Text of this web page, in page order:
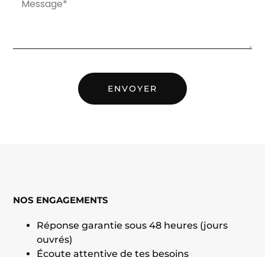
ENVOYER
NOS ENGAGEMENTS
Réponse garantie sous 48 heures (jours
ouvrés)
Écoute attentive de tes besoins